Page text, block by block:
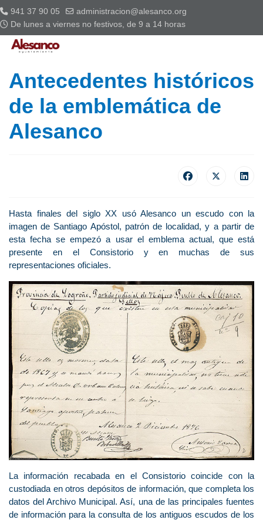
941 37 90 05
administracion@alesanco.org
De lunes a viernes no festivos, de 9 a 14 horas
Antecedentes históricos
de la emblemática de
Alesanco
Hasta finales del siglo XX usó Alesanco un escudo con la
imagen de Santiago Apóstol, patrón de localidad, y a partir de
esta fecha se empezó a usar el emblema actual, que está
presente en el Consistorio y en muchas de sus
representaciones oficiales.
La información recabada en el Consistorio coincide con la
custodiada en otros depósitos de información, que completa los
datos del Archivo Municipal. Así, una de las principales fuentes
de información para la consulta de los antiguos escudos de los